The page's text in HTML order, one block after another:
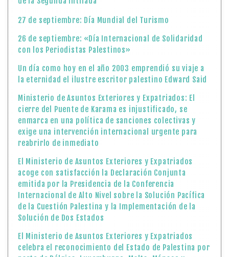
27 de septiembre: Día Mundial del Turismo
26 de septiembre: «Día Internacional de Solidaridad
con los Periodistas Palestinos»
Un día como hoy en el año 2003 emprendió su viaje a
la eternidad el ilustre escritor palestino Edward Said
Ministerio de Asuntos Exteriores y Expatriados: El
cierre del Puente de Karama es injustificado, se
enmarca en una política de sanciones colectivas y
exige una intervención internacional urgente para
reabrirlo de inmediato
El Ministerio de Asuntos Exteriores y Expatriados
acoge con satisfacción la Declaración Conjunta
emitida por la Presidencia de la Conferencia
Internacional de Alto Nivel sobre la Solución Pacífica
de la Cuestión Palestina y la Implementación de la
Solución de Dos Estados
El Ministerio de Asuntos Exteriores y Expatriados
celebra el reconocimiento del Estado de Palestina por